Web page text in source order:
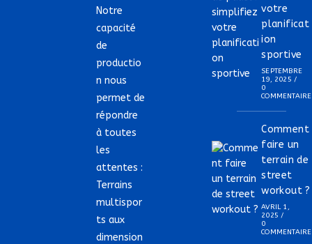
Notre
capacité
de
productio
n nous
permet de
répondre
à toutes
les
attentes :
Terrains
multispor
ts aux
dimension
votre
planificat
ion
sportive
SEPTEMBRE
19, 2025 /
0
COMMENTAIRE
Comment
faire un
terrain de
street
workout ?
AVRIL 1,
2025 /
0
COMMENTAIRE